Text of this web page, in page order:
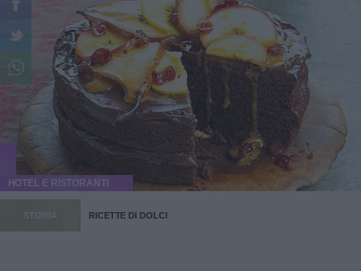
HOTEL E RISTORANTI
STORIA RICETTE DI DOLCI